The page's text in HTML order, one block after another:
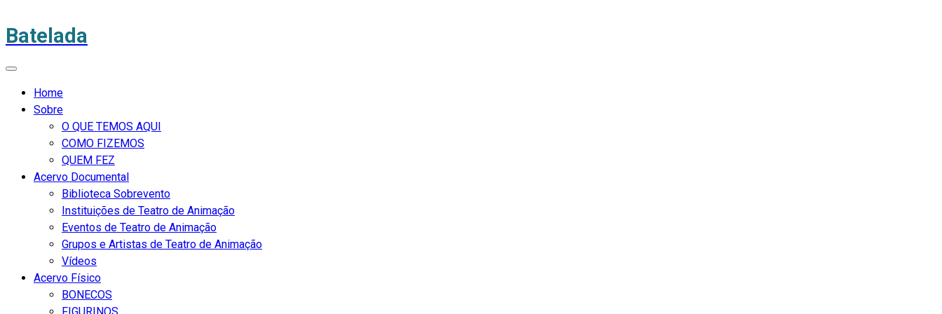
Batelada
Home
Sobre
O QUE TEMOS AQUI
COMO FIZEMOS
QUEM FEZ
Acervo Documental
Biblioteca Sobrevento
Instituições de Teatro de Animação
Eventos de Teatro de Animação
Grupos e Artistas de Teatro de Animação
Vídeos
Acervo Físico
BONECOS